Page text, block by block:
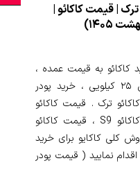
ترک | قیمت کاکائو |
کاکائو به قیمت عمده ،
قیمت عمده پودر کاکایو دانمارکی ۲۵ کیلو‌یی ، خرید پودر
ترک . قیمت کاکائو
دانمارکی ، قیمت کاکائو ترکیه ، کاکائو S9 ، قیمت کاکائو
کلی کاکایو برای خرید
نمایید ( قیمت پودر